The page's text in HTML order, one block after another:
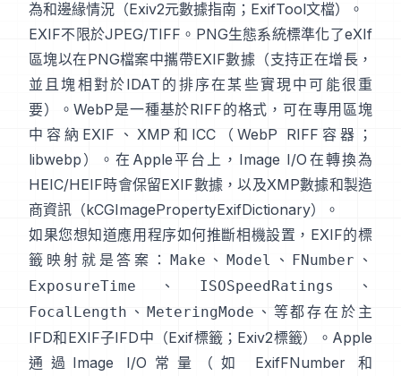
為和邊緣情況（Exiv2元數據指南 ； ExifTool文檔）。
EXIF不限於JPEG/TIFF。PNG生態系統標準化了eXIf
區塊以在PNG檔案中攜帶EXIF數據（支持正在增長，
並且塊相對於IDAT的排序在某些實現中可能很重
要）。WebP是一種基於RIFF的格式，可在專用區塊
中容納EXIF、XMP和ICC（WebP RIFF容器 ；
libwebp ）。在Apple平台上， Image I/O 在轉換為
HEIC/HEIF時會保留EXIF數據，以及XMP數據和製造
商資訊（kCGImagePropertyExifDictionary）。
如果您想知道應用程序如何推斷相機設置，EXIF的標
籤映射就是答案： Make 、 Model 、 FNumber 、
ExposureTime 、 ISOSpeedRatings 、
FocalLength 、 MeteringMode 、等都存在於主
IFD和EXIF子IFD中（Exif標籤 ； Exiv2標籤）。Apple
通過Image I/O常量（如
ExifFNumber
和